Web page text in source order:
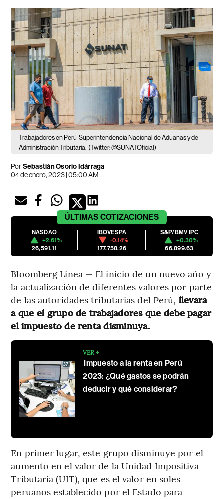
Trabajadores en Perú Superintendencia Nacional de Aduanas y de
Administración Tributaria. (Twitter: @SUNATOficial)
PorSebastián Osorio Idárraga
04 de enero, 2023 | 05:00 AM
ÚLTIMAS COTIZACIONES
NASDAQ
+2.61%
26,591.11
IBOVESPA
-0.14%
177,758.26
S&P/BMV IPC
+0.30%
66,899.63
Bloomberg Línea — El inicio de un nuevo año y
la actualización de diferentes valores por parte
de las autoridades tributarias del Perú, llevará
a que el grupo de trabajadores que debe pagar
el impuesto de renta disminuya.
VER +
Impuesto a la renta en Perú
2023: ¿Qué gastos se podrán
deducir y qué considerar?
En primer lugar, este grupo disminuye por el
aumento en el valor de la Unidad Impositiva
Tributaria (UIT), que es el valor en soles
peruanos establecido por el Estado para